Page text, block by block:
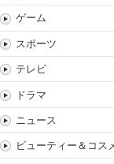
ゲーム
スポーツ
テレビ
ドラマ
ニュース
ビューティー＆コス